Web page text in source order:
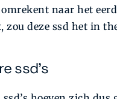
naar het
deze ssd het in
ssd's